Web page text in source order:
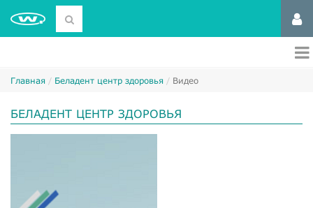
Главная Беладент центр здоровья Видео
БЕЛАДЕНТ ЦЕНТР ЗДОРОВЬЯ